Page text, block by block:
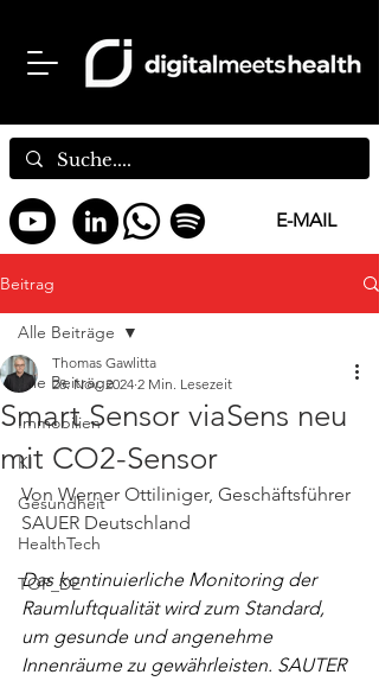
E-MAIL
Beitrag
Alle Beiträge
Immobilien
KI
Gesundheit
HealthTech
TOP_DE
Alle Beiträge
Smart Sensor viaSens neu
mit CO2-Sensor
Thomas Gawlitta
28. Nov. 2024 2 Min. Lesezeit
Von Werner Ottiliniger, Geschäftsführer
SAUER Deutschland
Das kontinuierliche Monitoring der
Raumluftqualität wird zum Standard,
um gesunde und angenehme
Innenräume zu gewährleisten. SAUTER